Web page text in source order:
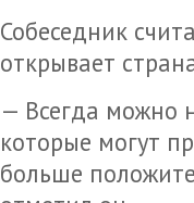
Собеседник
открывает
— Всегда можно
которые могут
больше